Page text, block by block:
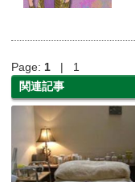
Page: 1 | 1
関連記事